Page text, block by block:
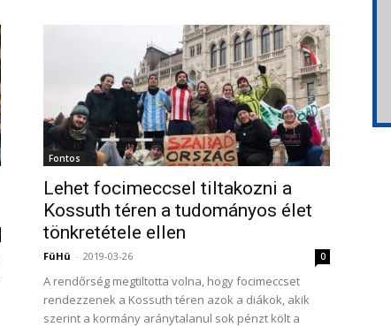
Fontos
Lehet focimeccsel tiltakozni a
Kossuth téren a tudományos élet
tönkretétele ellen
FüHü - 2019-03-26 0
A rendőrség megtiltotta volna, hogy focimeccset
rendezzenek a Kossuth téren azok a diákok, akik
szerint a kormány aránytalanul sok pénzt költ a